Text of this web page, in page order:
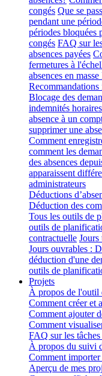
congés Que se
pendant une
périodes bloquées
congés FAQ sur
absences payées
fermetures à
absences en masse
Recommandations
Blocage des
indemnités horaires
absence à un
supprimer une
Comment
comment les
des absences
apparaissent
administrateurs
Déductions
Déduction des
Tous les outils de
outils de
contractuelle
Jours ouvrables :
déduction d'une
outils de
Projets
À propos de l'outil
Comment créer et
Comment ajouter
Comment
FAQ sur les
À propos du suivi
Comment importer
Aperçu de mes